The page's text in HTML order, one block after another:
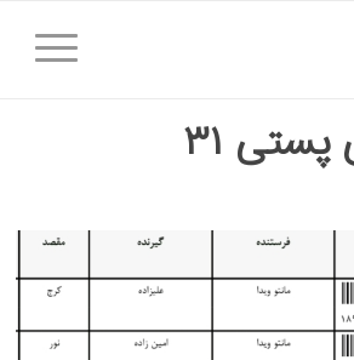
ارسالی های پستی ۳۱